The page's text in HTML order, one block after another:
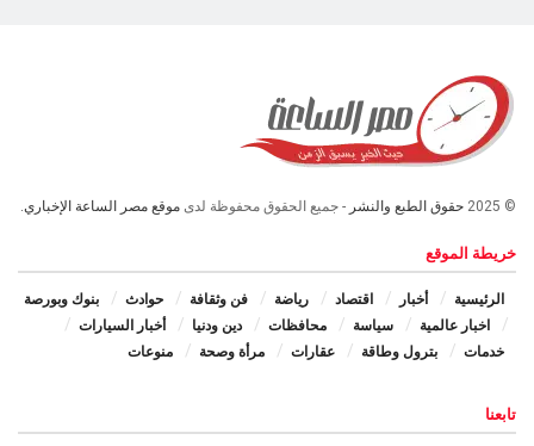
© 2025 حقوق الطبع والنشر - جميع الحقوق محفوظة لدى موقع مصر الساعة الإخباري.
خريطة الموقع
الرئيسية أخبار اقتصاد رياضة فن وثقافة حوادث
بنوك وبورصة
اخبار عالمية
سياسة محافظات دين ودنيا
أخبار السيارات
خدمات
بترول وطاقة عقارات مرأة وصحة منوعات
تابعنا